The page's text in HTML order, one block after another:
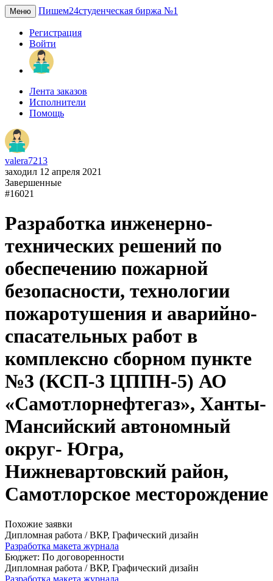
Меню Пишем24студенческая биржа №1
Регистрация
Войти
Лента заказов
Исполнители
Помощь
valera7213
заходил 12 апреля 2021
Завершенные
#16021
Разработка инженерно-
технических решений по
обеспечению пожарной
безопасности, технологии
пожаротушения и аварийно-
спасательных работ в
комплексно сборном пункте
№3 (КСП-3 ЦППН-5) АО
«Самотлорнефтегаз», Ханты-
Мансийский автономный
округ- Югра,
Нижневартовский район,
Самотлорское месторождение
Похожие заявки
Дипломная работа / ВКР, Графический дизайн
Разработка макета журнала
Бюджет: По договоренности
Дипломная работа / ВКР, Графический дизайн
Разработка макета журнала